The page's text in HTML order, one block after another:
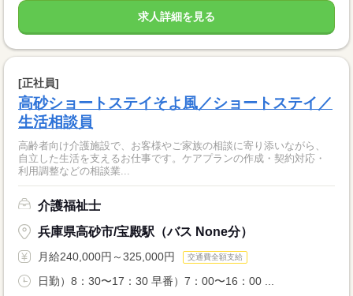
求人詳細を見る
[正社員]
高砂ショートステイそよ風／ショートステイ／
生活相談員
高齢者向け介護施設で、お客様やご家族の相談に寄り添いながら、
自立した生活を支えるお仕事です。ケアプランの作成・契約対応・
利用調整などの相談業...
介護福祉士
兵庫県高砂市/宝殿駅（バス None分）
月給240,000円～325,000円 交通費全額支給
日勤）8：30〜17：30 早番）7：00〜16：00 ...